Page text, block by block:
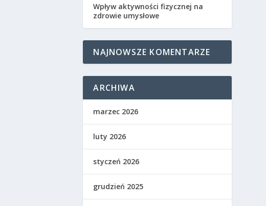
Wpływ aktywności fizycznej na
zdrowie umysłowe
NAJNOWSZE KOMENTARZE
ARCHIWA
marzec 2026
luty 2026
styczeń 2026
grudzień 2025